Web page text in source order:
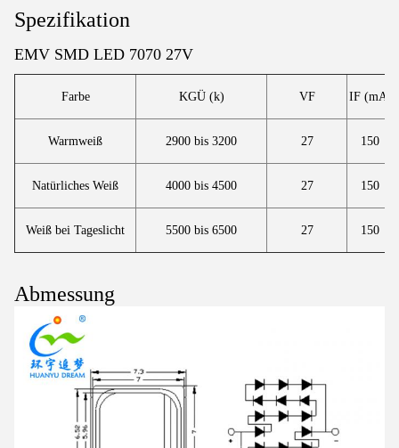
Spezifikation
EMV SMD LED 7070 27V
Farbe KGÜ (k) VF IF (mA)
Warmweiß 2900 bis 3200 27 150
Natürliches Weiß 4000 bis 4500 27 150
Weiß bei Tageslicht 5500 bis 6500 27 150
Abmessung